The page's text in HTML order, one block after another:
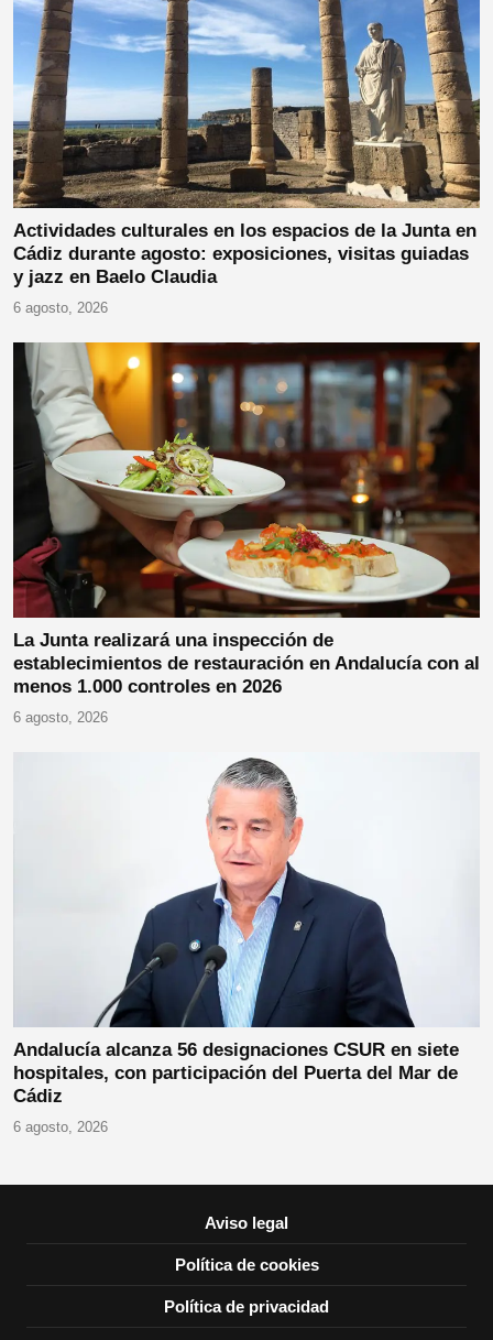
Actividades culturales en los espacios de la Junta en
Cádiz durante agosto: exposiciones, visitas guiadas
y jazz en Baelo Claudia
6 agosto, 2026
La Junta realizará una inspección de
establecimientos de restauración en Andalucía con al
menos 1.000 controles en 2026
6 agosto, 2026
Andalucía alcanza 56 designaciones CSUR en siete
hospitales, con participación del Puerta del Mar de
Cádiz
6 agosto, 2026
Aviso legal
Política de cookies
Política de privacidad